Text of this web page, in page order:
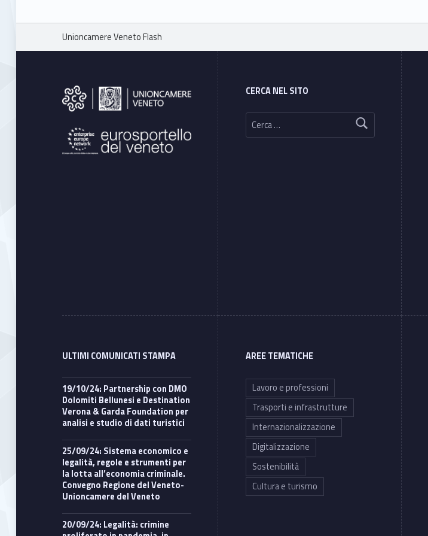
Breadcrumbs navigation
Unioncamere Veneto Flash
Footer sidebar
CERCA NEL SITO
Ricerca per:
ULTIMI COMUNICATI STAMPA
19/10/24: Partnership con DMO
Dolomiti Bellunesi e Destination
Verona & Garda Foundation per
analisi e studio di dati turistici
25/09/24: Sistema economico e
legalità, regole e strumenti per
la lotta all’economia criminale.
Convegno Regione del Veneto-
Unioncamere del Veneto
20/09/24: Legalità: crimine
AREE TEMATICHE
Lavoro e professioni
Trasporti e infrastrutture
Internazionalizzazione
Digitalizzazione
Sostenibilità
Cultura e turismo